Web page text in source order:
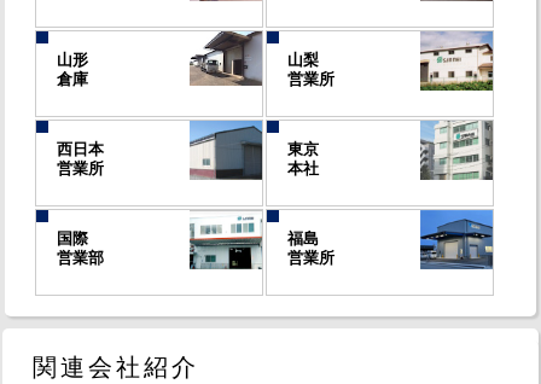
山形
倉庫
山梨
営業所
西日本
営業所
東京
本社
国際
営業部
福島
営業所
関連会社紹介